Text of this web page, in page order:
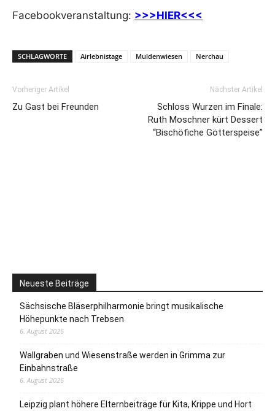
Facebookveranstaltung: >>>HIER<<<
SCHLAGWORTE Airlebnistage Muldenwiesen Nerchau
Vorheriger Artikel
Zu Gast bei Freunden
Nächster Artikel
Schloss Wurzen im Finale:
Ruth Moschner kürt Dessert
“Bischöfiche Götterspeise”
Neueste Beiträge
Sächsische Bläserphilharmonie bringt musikalische
Höhepunkte nach Trebsen
6. August 2026
Wallgraben und Wiesenstraße werden in Grimma zur
Einbahnstraße
6. August 2026
Leipzig plant höhere Elternbeiträge für Kita, Krippe und Hort